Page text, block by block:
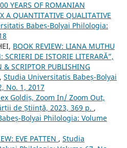
YEARS OF ROMANIAN
A QUANTITATIVE QUALITATIVE
Babeș-Bolyai Philologia:
BOOK REVIEW: LIANA MUTHU
SCRIERI DE ISTORIE LITERARĂ”,
& SCRIPTOR PUBLISHING
, Studia Universitatis Babeș-Bolyai
No. 1, 2017
Goldiș, Zoom In/ Zoom Out,
de Știință, 2023, 369 p. ,
Bolyai Philologia: Volume
EVE PATTEN , Studia